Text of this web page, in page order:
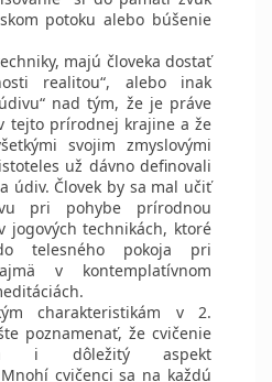
potoku alebo búšenie
majú človeka dostať
realitou“, alebo inak
nad tým, že je práve
tejto prírodnej krajine a že
svojim zmyslovými
už dávno definovali
údiv. Človek by sa mal učiť
pri pohybe prírodnou
jogových technikách, ktoré
telesného pokoja pri
v kontemplatívnom
charakteristikám v 2.
poznamenať, že cvičenie
i dôležitý aspekt
cvičenci sa na každú